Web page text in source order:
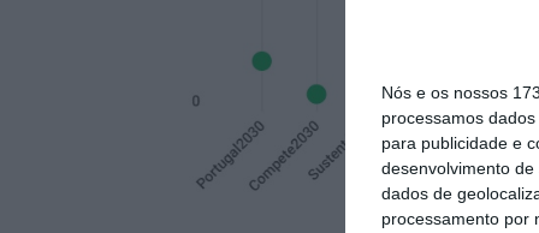
Nós e os nossos
processamos
para publicidade e
desenvolvimento de
dados de
processamento por